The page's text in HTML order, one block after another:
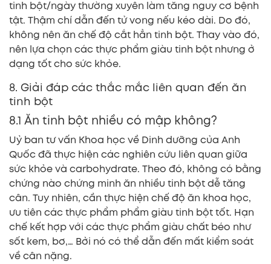
tinh bột/ngày thường xuyên làm tăng nguy cơ bệnh
tật. Thậm chí dẫn đến tử vong nếu kéo dài. Do đó,
không nên ăn chế độ cắt hẳn tinh bột. Thay vào đó,
nên lựa chọn các thực phẩm giàu tinh bột nhưng ở
dạng tốt cho sức khỏe.
8. Giải đáp các thắc mắc liên quan đến ăn
tinh bột
8.1 Ăn tinh bột nhiều có mập không?
Uỷ ban tư vấn Khoa học về Dinh dưỡng của Anh
Quốc đã thực hiện các nghiên cứu liên quan giữa
sức khỏe và carbohydrate. Theo đó, không có bằng
chứng nào chứng minh ăn nhiều tinh bột dễ tăng
cân. Tuy nhiên, cần thực hiện chế độ ăn khoa học,
ưu tiên các thực phẩm phẩm giàu tinh bột tốt. Hạn
chế kết hợp với các thực phẩm giàu chất béo như
sốt kem, bơ,… Bởi nó có thể dẫn đến mất kiểm soát
về cân nặng.